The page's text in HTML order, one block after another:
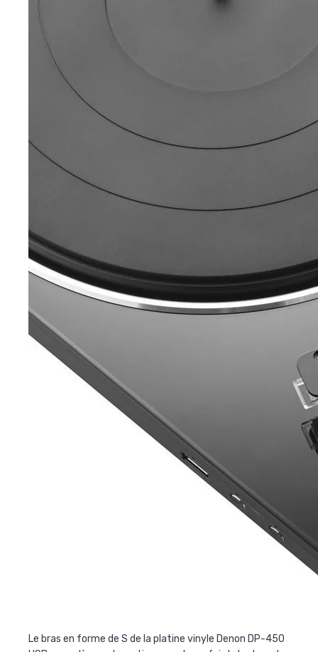
Le bras en forme de S de la platine vinyle Denon DP-450